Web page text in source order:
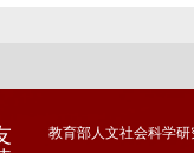
教育部人文社会科学研